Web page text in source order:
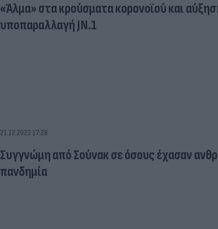
«Άλμα» στα κρούσματα κορονοϊού και
υποπαραλλαγή JN.1
21.12.2023 17:28
Συγγνώμη από Σούνακ σε όσους έχασαν
πανδημία